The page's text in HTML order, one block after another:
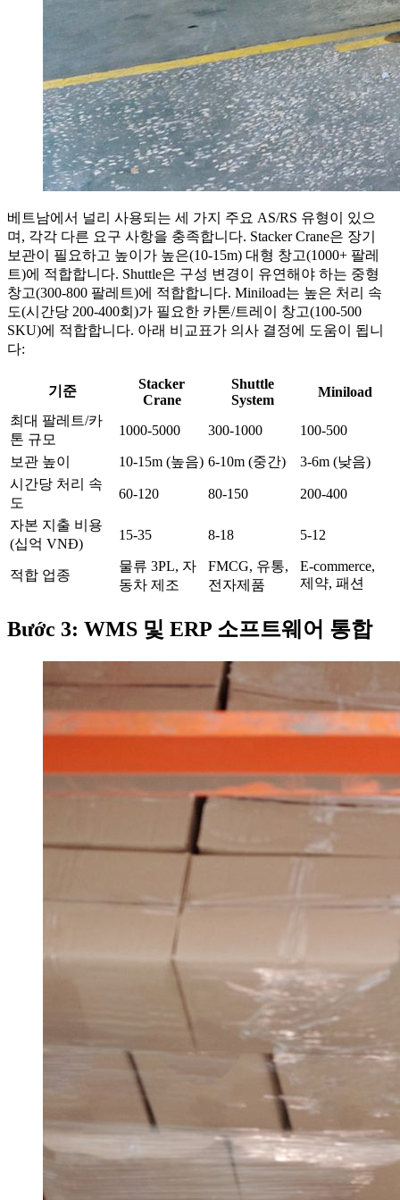
베트남에서 널리 사용되는 세 가지 주요 AS/RS 유형이 있으
며, 각각 다른 요구 사항을 충족합니다. Stacker Crane은 장기
보관이 필요하고 높이가 높은(10-15m) 대형 창고(1000+ 팔레
트)에 적합합니다. Shuttle은 구성 변경이 유연해야 하는 중형
창고(300-800 팔레트)에 적합합니다. Miniload는 높은 처리 속
도(시간당 200-400회)가 필요한 카톤/트레이 창고(100-500
SKU)에 적합합니다. 아래 비교표가 의사 결정에 도움이 됩니
다:
기준
Stacker
Crane
Shuttle
System
Miniload
최대 팔레트/카
톤 규모
1000-5000 300-1000 100-500
보관 높이 10-15m (높음) 6-10m (중간)
3-6m (낮음)
시간당 처리 속
도
60-120 80-150 200-400
자본 지출 비용
(십억 VNĐ)
15-35 8-18 5-12
적합 업종
물류 3PL, 자
동차 제조
FMCG, 유통,
전자제품
E-commerce,
제약, 패션
Bước 3: WMS 및 ERP 소프트웨어 통합